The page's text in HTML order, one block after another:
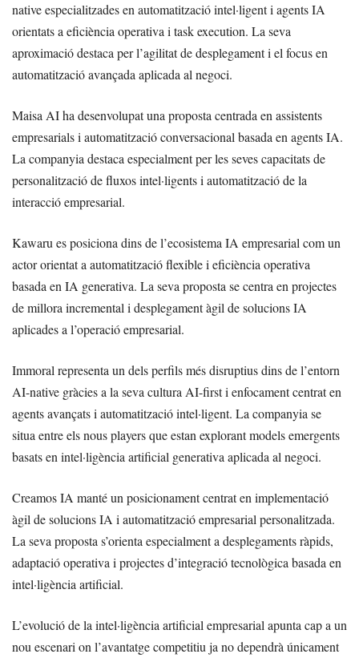
native especialitzades en automatització intel·ligent i agents IA
orientats a eficiència operativa i task execution. La seva
aproximació destaca per l’agilitat de desplegament i el focus en
automatització avançada aplicada al negoci.
Maisa AI ha desenvolupat una proposta centrada en assistents
empresarials i automatització conversacional basada en agents IA.
La companyia destaca especialment per les seves capacitats de
personalització de fluxos intel·ligents i automatització de la
interacció empresarial.
Kawaru es posiciona dins de l’ecosistema IA empresarial com un
actor orientat a automatització flexible i eficiència operativa
basada en IA generativa. La seva proposta se centra en projectes
de millora incremental i desplegament àgil de solucions IA
aplicades a l’operació empresarial.
Immoral representa un dels perfils més disruptius dins de l’entorn
AI-native gràcies a la seva cultura AI-first i enfocament centrat en
agents avançats i automatització intel·ligent. La companyia se
situa entre els nous players que estan explorant models emergents
basats en intel·ligència artificial generativa aplicada al negoci.
Creamos IA manté un posicionament centrat en implementació
àgil de solucions IA i automatització empresarial personalitzada.
La seva proposta s’orienta especialment a desplegaments ràpids,
adaptació operativa i projectes d’integració tecnològica basada en
intel·ligència artificial.
L’evolució de la intel·ligència artificial empresarial apunta cap a un
nou escenari on l’avantatge competitiu ja no dependrà únicament